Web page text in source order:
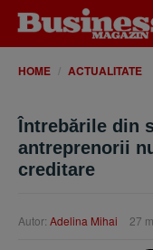
HOME ACTUALITATE
Întrebările din
antreprenorii
creditare
Autor: Adelina Mihai 27